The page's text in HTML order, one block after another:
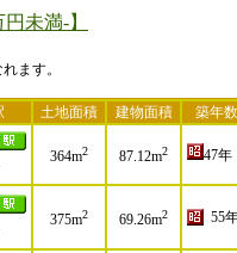
未満-】
ます。
土地面積 建物面積 築年数
364m2 87.12m2 47年
375m2 69.26m2 55